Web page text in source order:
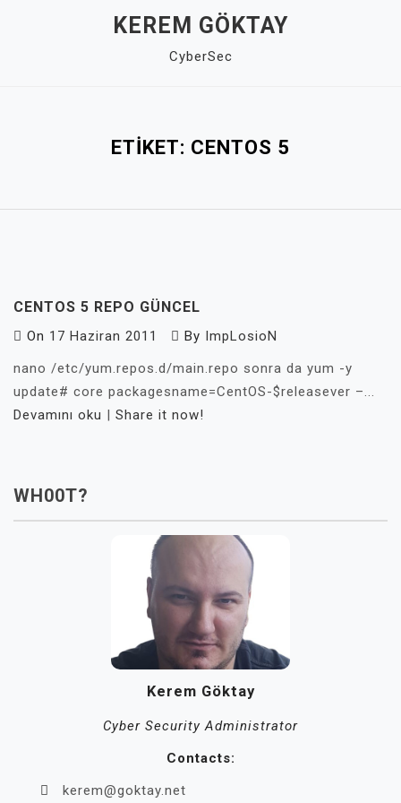
KEREM GÖKTAY
CyberSec
ETIKET: CENTOS 5
CENTOS 5 REPO GÜNCEL
On 17 Haziran 2011 By ImpLosioN
nano /etc/yum.repos.d/main.repo sonra da yum -y
update# core packagesname=CentOS-$releasever –...
Devamını oku | Share it now!
WH00T?
Kerem Göktay
Cyber Security Administrator
Contacts:
kerem@goktay.net